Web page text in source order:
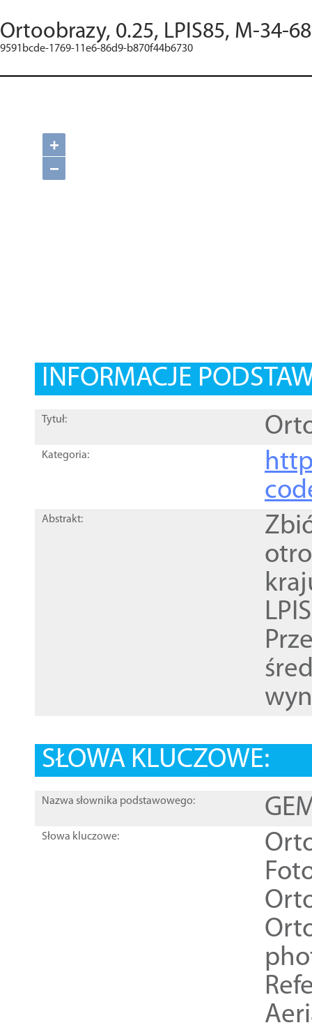
Ortoobrazy, 0.25, LPIS85, M-34-
9591bcde-1769-11e6-86d9-b870f44b6730
+
−
INFORMACJE
Tytuł:
Kategoria:
Abstrakt:
SŁOWA KLUCZOWE:
Nazwa słownika podstawowego:
Słowa kluczowe: